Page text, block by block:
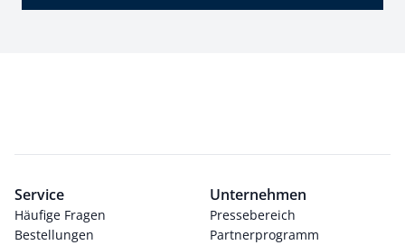
Service
Häufige Fragen
Bestellungen
Unternehmen
Pressebereich
Partnerprogramm